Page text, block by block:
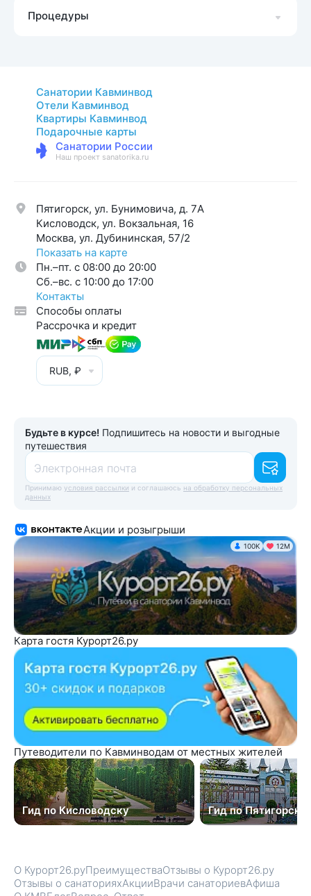
Процедуры
Санатории Кавминвод
Отели Кавминвод
Квартиры Кавминвод
Подарочные карты
Санатории России
Наш проект sanatorika.ru
Пятигорск, ул. Бунимовича, д. 7A
Кисловодск, ул. Вокзальная, 16
Москва, ул. Дубининская, 57/2
Показать на карте
Пн.–пт. с 08:00 до 20:00
Cб.–вс. с 10:00 до 17:00
Контакты
Способы оплаты
Рассрочка и кредит
RUB, ₽
Будьте в курсе! Подпишитесь на новости и выгодные
путешествия
Электронная почта
Принимаю условия рассылки и соглашаюсь на обработку персональных
данных
Акции и розыгрыши
100K 12М
Карта гостя Курорт26.ру
Путеводители по Кавминводам от местных жителей
Гид по Кисловодску Гид по Пятигорску
О Курорт26.руПреимуществаОтзывы о Курорт26.ру
Отзывы о санаторияхАкцииВрачи санаториевАфиша